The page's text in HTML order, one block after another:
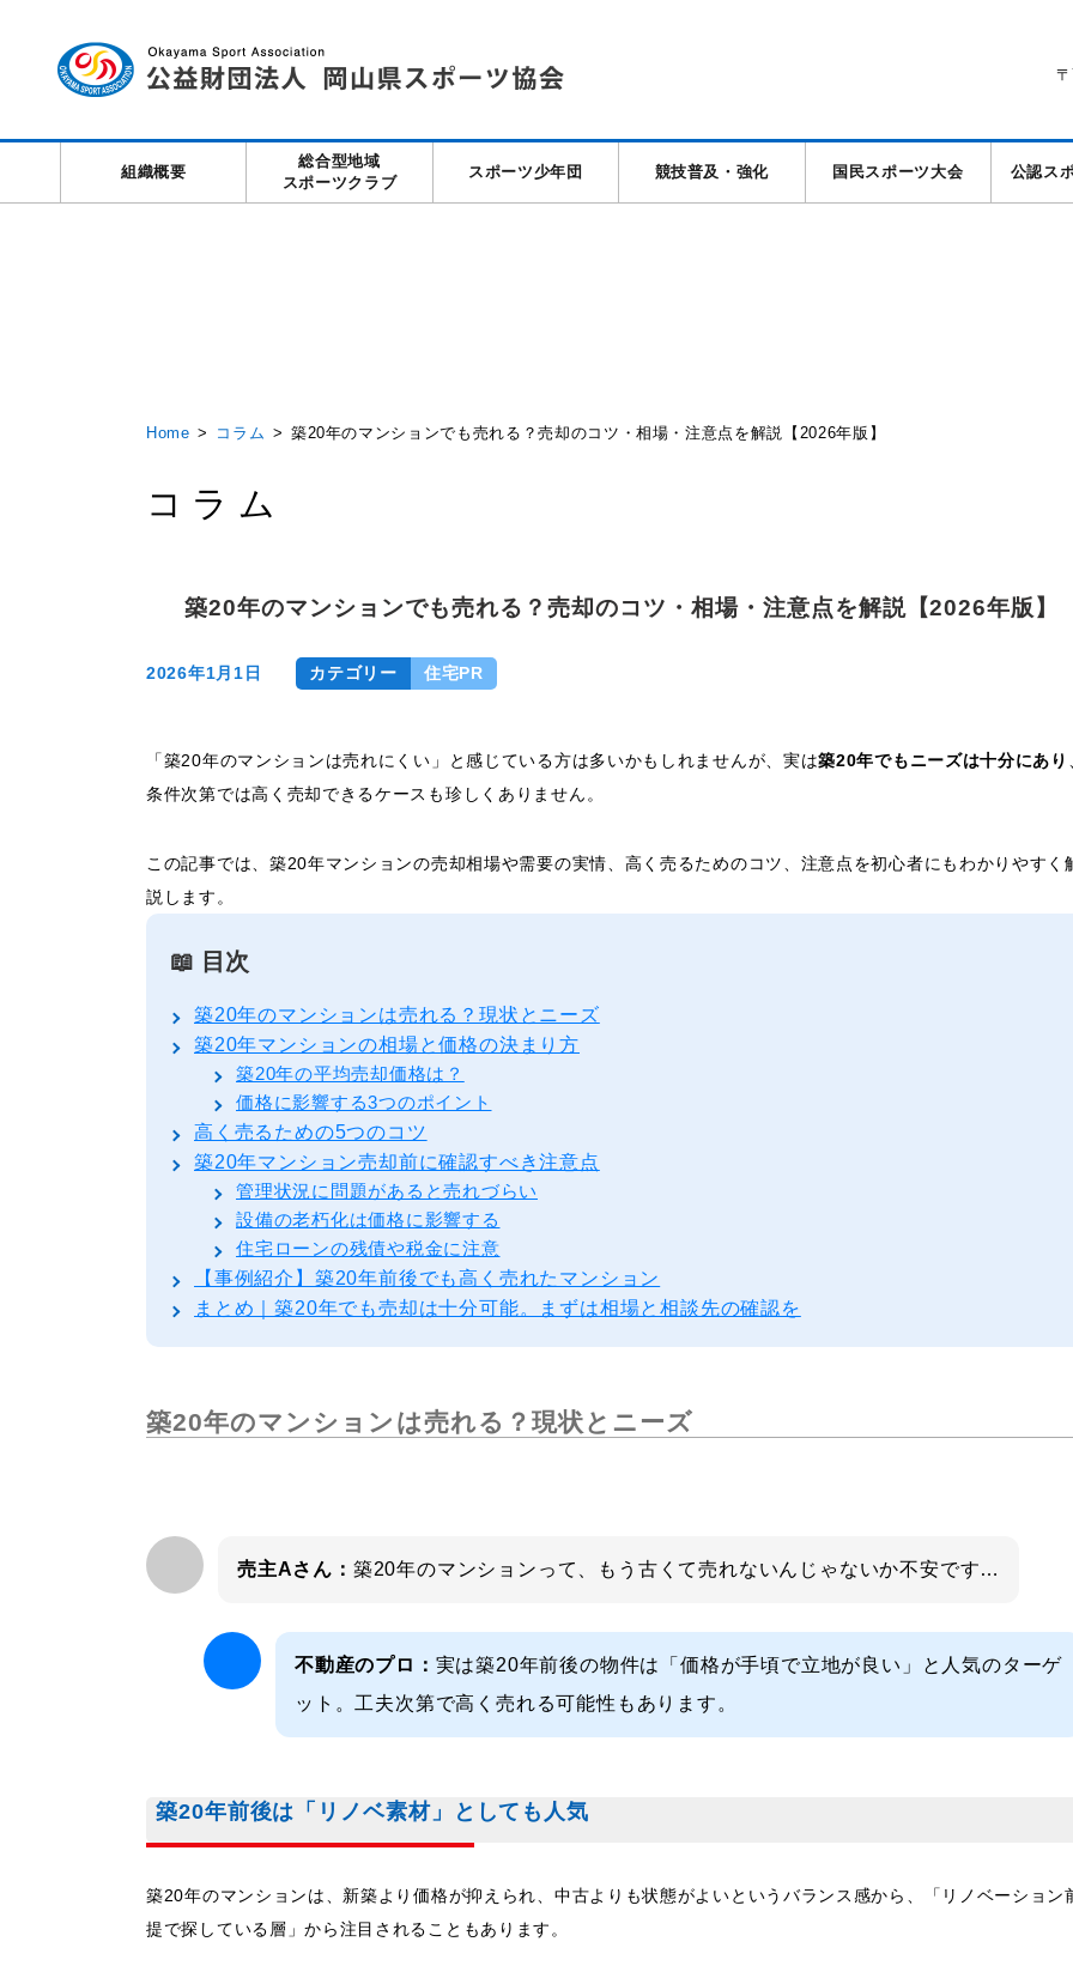
組織概要
総合型地域
スポーツクラブ
スポーツ少年団 競技普及・強化 国民スポーツ大会 公認ス
Home コラム 築20年のマンションでも売れる？売却のコツ・相場・注意点を解説【2026年版】
コラム
築20年のマンションでも売れる？売却のコツ・相場・注意点を解説【2026年版】
2026年1月1日 カテゴリー 住宅PR
「築20年のマンションは売れにくい」と感じている方は多いかもしれませんが、実は築20年でもニーズは十分にあり
条件次第では高く売却できるケースも珍しくありません。
この記事では、築20年マンションの売却相場や需要の実情、高く売るためのコツ、注意点を初心者にもわかりやすく
説します。
📖 目次
築20年のマンションは売れる？現状とニーズ
築20年マンションの相場と価格の決まり方
築20年の平均売却価格は？
価格に影響する3つのポイント
高く売るための5つのコツ
築20年マンション売却前に確認すべき注意点
管理状況に問題があると売れづらい
設備の老朽化は価格に影響する
住宅ローンの残債や税金に注意
【事例紹介】築20年前後でも高く売れたマンション
まとめ｜築20年でも売却は十分可能。まずは相場と相談先の確認を
築20年のマンションは売れる？現状とニーズ
売主Aさん： 築20年のマンションって、もう古くて売れないんじゃないか不安です…
不動産のプロ： 実は築20年前後の物件は「価格が手頃で立地が良い」と人気のターゲ
ット。工夫次第で高く売れる可能性もあります。
築20年前後は「リノベ素材」としても人気
築20年のマンションは、新築より価格が抑えられ、中古よりも状態がよいというバランス感から、「リノベーション
提で探している層」から注目されることもあります。